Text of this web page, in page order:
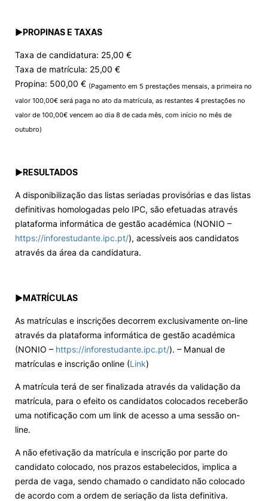
►PROPINAS E TAXAS
Taxa de candidatura: 25,00 €
Taxa de matrícula: 25,00 €
Propina: 500,00 € (Pagamento em 5 prestações mensais, a primeira no
valor 100,00€ será paga no ato da matrícula, as restantes 4 prestações no
valor de 100,00€ vencem ao dia 8 de cada mês, com início no mês de
outubro)
►RESULTADOS
A disponibilização das listas seriadas provisórias e das listas
definitivas homologadas pelo IPC, são efetuadas através
plataforma informática de gestão académica (NONIO –
https://inforestudante.ipc.pt/), acessíveis aos candidatos
através da área da candidatura.
►MATRÍCULAS
As matrículas e inscrições decorrem exclusivamente on-line
através da plataforma informática de gestão académica
(NONIO – https://inforestudante.ipc.pt/). – Manual de
matrículas e inscrição online (Link)
A matrícula terá de ser finalizada através da validação da
matrícula, para o efeito os candidatos colocados receberão
uma notificação com um link de acesso a uma sessão on-
line.
A não efetivação da matrícula e inscrição por parte do
candidato colocado, nos prazos estabelecidos, implica a
perda de vaga, sendo chamado o candidato não colocado
de acordo com a ordem de seriação da lista definitiva.